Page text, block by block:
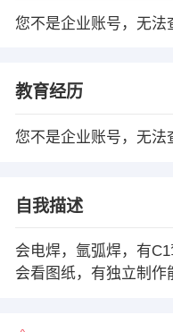
您不是企业账号，无法
教育经历
您不是企业账号，无法
自我描述
会电焊，氩弧焊，有
会看图纸，有独立制作